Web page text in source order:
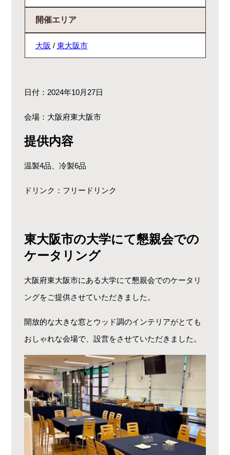
開催エリア
大阪 / 東大阪市
日付：2024年10月27日
会場：大阪府東大阪市
提供内容
温製4品、冷製6品
ドリンク：フリードリンク
東大阪市の大学にて懇親会での
ケータリング
大阪府東大阪市にある大学にて懇親会でのケータリ
ングをご提供させていただきました。
開放的な大きな窓とウッド調のインテリアがとても
おしゃれな会場で、設営をさせていただきました。